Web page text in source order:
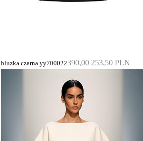
bluzka czarna yy700022390,00 253,50 PLN